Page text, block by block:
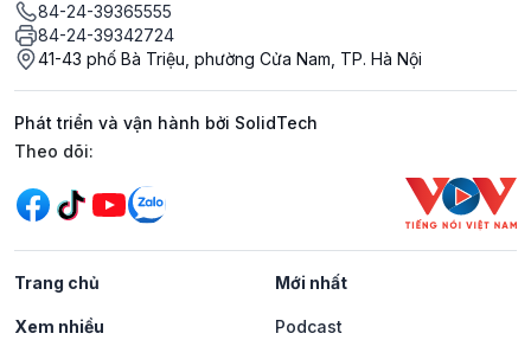
84-24-39365555
84-24-39342724
41-43 phố Bà Triệu, phường Cửa Nam, TP. Hà Nội
Phát triển và vận hành bởi SolidTech
Mạng xã hội
Theo dõi:
Trang chủ Mới nhất
Xem nhiều Podcast